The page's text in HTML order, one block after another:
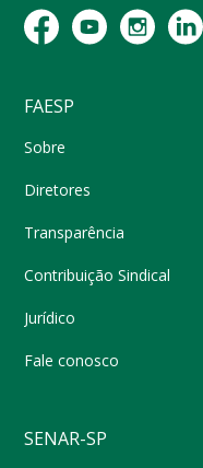
FAESP
Sobre
Diretores
Transparência
Contribuição Sindical
Jurídico
Fale conosco
SENAR-SP